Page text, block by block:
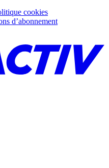
cookies
d’abonnement